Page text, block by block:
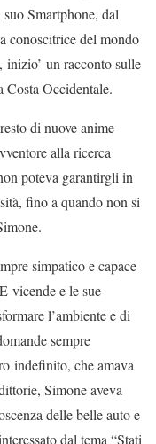
Smartphone, dal
conoscitrice del mondo
inizio’ un racconto sulle
Costa Occidentale.
di nuove anime
alla ricerca
poteva garantirgli in
fino a quando non si
simpatico e capace
vicende e le sue
l’ambiente e di
sempre
indefinito, che amava
Simone aveva
delle belle auto e
dal tema “Stati